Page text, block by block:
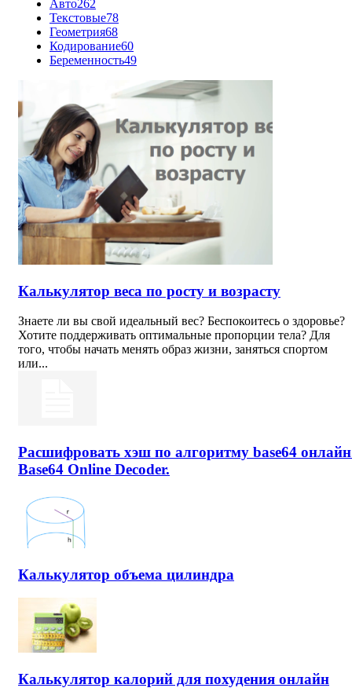
Авто262
Текстовые78
Геометрия68
Кодирование60
Беременность49
Калькулятор веса по росту и возрасту
Знаете ли вы свой идеальный вес? Беспокоитесь о здоровье?
Хотите поддерживать оптимальные пропорции тела? Для
того, чтобы начать менять образ жизни, заняться спортом
или...
Расшифровать хэш по алгоритму base64
Base64 Online Decoder.
Калькулятор объема цилиндра
Калькулятор калорий для похудения онлайн